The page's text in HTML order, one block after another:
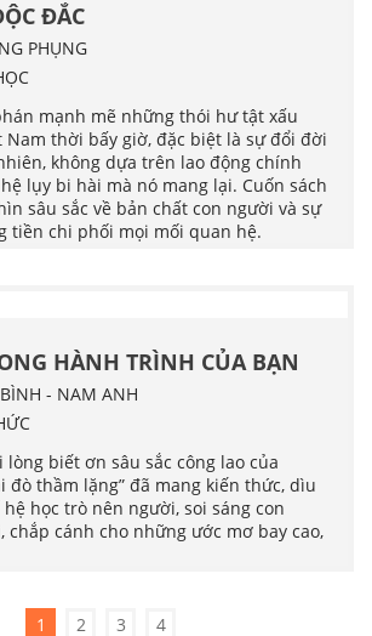
ĐẮC
PHỤNG
mạnh mẽ những thói hư tật xấu
Nam thời bấy giờ, đặc biệt là sự đổi đời
không dựa trên lao động chính
lụy bi hài mà nó mang lại. Cuốn sách
sâu sắc về bản chất con người và sự
tiền chi phối mọi mối quan hệ.
HÀNH TRÌNH CỦA BẠN
- NAM ANH
biết ơn sâu sắc công lao của
đò thầm lặng” đã mang kiến thức, dìu
học trò nên người, soi sáng con
cánh cho những ước mơ bay cao,
1 2 3 4